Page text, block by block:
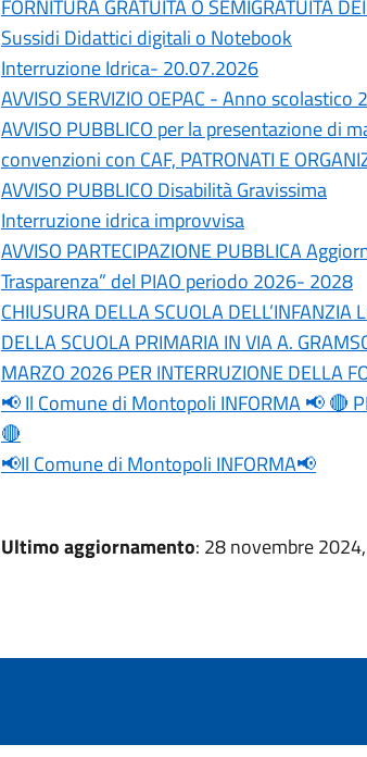
FORNITURA GRATUITA O SEMIGRATUITA
Sussidi Didattici digitali o Notebook
Interruzione Idrica- 20.07.2026
AVVISO SERVIZIO OEPAC - Anno
AVVISO PUBBLICO per la presentazione di
convenzioni con CAF, PATRONATI E
AVVISO PUBBLICO Disabilità Gravissima
Interruzione idrica improvvisa
AVVISO PARTECIPAZIONE PUBBLICA
Trasparenza” del PIAO periodo 2026- 2028
CHIUSURA DELLA SCUOLA
DELLA SCUOLA PRIMARIA IN VIA A.
MARZO 2026 PER INTERRUZIONE DELLA
📢 Il Comune di Montopoli INFORMA 📢 🔴
🔴
📢Il Comune di Montopoli INFORMA📢
Ultimo aggiornamento: 28 novembre